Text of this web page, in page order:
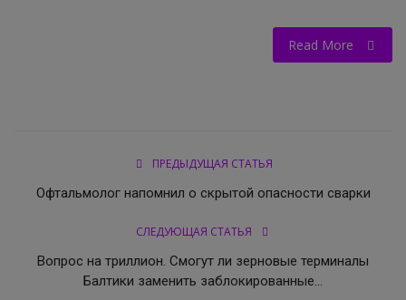
ПРОФЕССИОНАЛИТЕТ
ОБРАЗОВАНИЕ
Read More
ПРЕДЫДУЩАЯ СТАТЬЯ
Офтальмолог напомнил о скрытой опасности сварки
СЛЕДУЮЩАЯ СТАТЬЯ
Вопрос на триллион. Смогут ли зерновые терминалы
Балтики заменить заблокированные...